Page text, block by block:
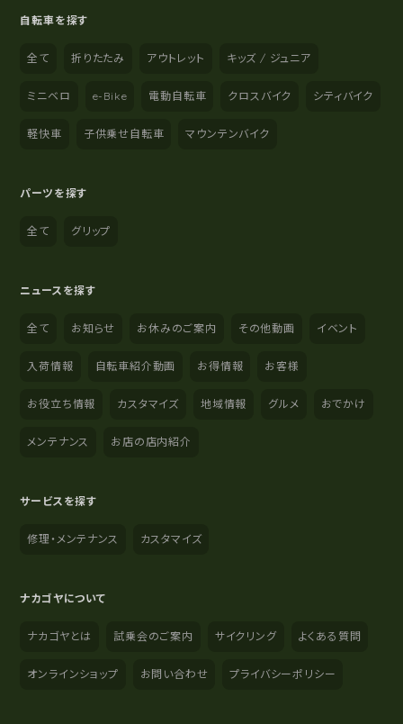
自転車を探す
全て 折りたたみ アウトレット キッズ / ジュニア
ミニベロ e-Bike 電動自転車 クロスバイク シティバイク
軽快車 子供乗せ自転車 マウンテンバイク
パーツを探す
全て グリップ
ニュースを探す
全て お知らせ お休みのご案内 その他動画 イベント
入荷情報 自転車紹介動画 お得情報 お客様
お役立ち情報 カスタマイズ 地域情報 グルメ おでかけ
メンテナンス お店の店内紹介
サービスを探す
修理・メンテナンス カスタマイズ
ナカゴヤについて
ナカゴヤとは 試乗会のご案内 サイクリング よくある質問
オンラインショップ お問い合わせ プライバシーポリシー